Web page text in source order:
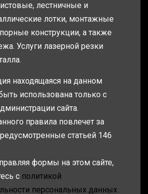
лестничные и
лотки, монтажные
конструкции, а также
Услуги лазерной резки
находящаяся на данном
использована только с
сайта.
правила повлечет за
статьей 146
формы на этом сайте,
с политикой
персональных данных